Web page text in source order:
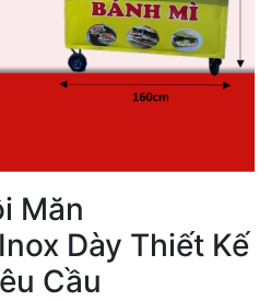
Măn
Dày Thiết Kế
Cầu